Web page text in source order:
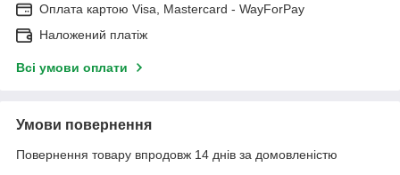
Оплата картою Visa, Mastercard - WayForPay
Наложений платіж
Всі умови оплати
Умови повернення
Повернення товару впродовж 14 днів за домовленістю